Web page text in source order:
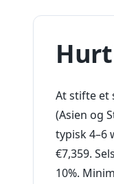
At stifte et
(Asien og
typisk 4–6
€7,359.
10%.